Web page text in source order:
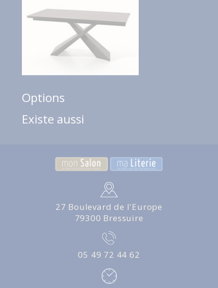
Options
Existe aussi
27 Boulevard de l'Europe
79300 Bressuire
05 49 72 44 62